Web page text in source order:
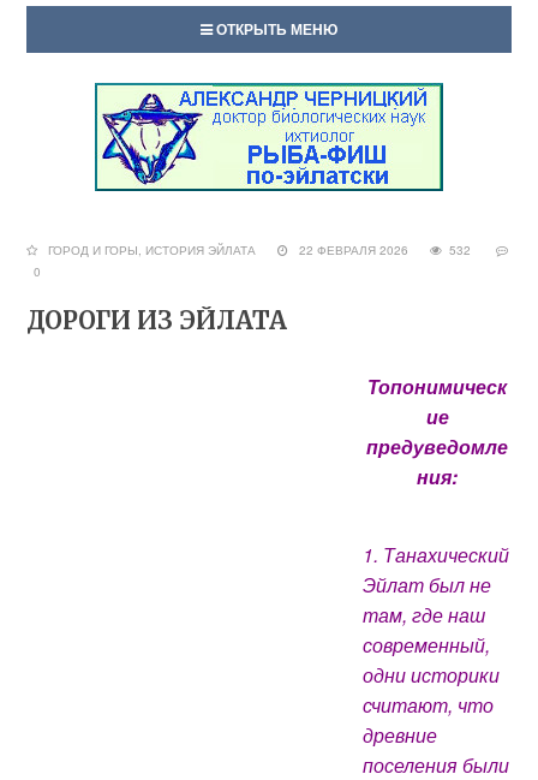
ОТКРЫТЬ МЕНЮ
ГОРОД И ГОРЫ, ИСТОРИЯ ЭЙЛАТА 22 ФЕВРАЛЯ 2026
532
0
ДОРОГИ ИЗ ЭЙЛАТА
Топонимическ
ие
предуведомле
ния:
1. Танахический
Эйлат был не
там, где наш
современный,
одни историки
считают, что
древние
поселения были